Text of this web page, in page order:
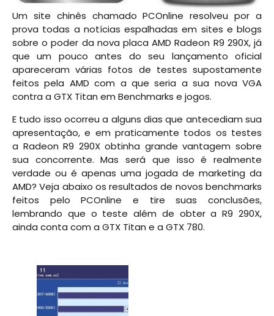
Um site chinês chamado PCOnline resolveu por a
prova todas a notícias espalhadas em sites e blogs
sobre o poder da nova placa AMD Radeon R9 290X, já
que um pouco antes do seu lançamento oficial
apareceram várias fotos de testes supostamente
feitos pela AMD com a que seria a sua nova VGA
contra a GTX Titan em Benchmarks e jogos.
E tudo isso ocorreu a alguns dias que antecediam sua
apresentação, e em praticamente todos os testes
a Radeon R9 290X obtinha grande vantagem sobre
sua concorrente. Mas será que isso é realmente
verdade ou é apenas uma jogada de marketing da
AMD? Veja abaixo os resultados de novos benchmarks
feitos pelo PCOnline e tire suas conclusões,
lembrando que o teste além de obter a R9 290X,
ainda conta com a GTX Titan e a GTX 780.